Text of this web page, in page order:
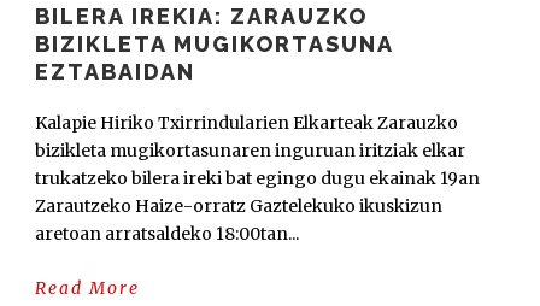
BILERA IREKIA: ZARAUZKO
BIZIKLETA MUGIKORTASUNA
EZTABAIDAN
Kalapie Hiriko Txirrindularien Elkarteak Zarauzko
bizikleta mugikortasunaren inguruan iritziak elkar
trukatzeko bilera ireki bat egingo dugu ekainak 19an
Zarautzeko Haize-orratz Gaztelekuko ikuskizun
aretoan arratsaldeko 18:00tan...
Read More